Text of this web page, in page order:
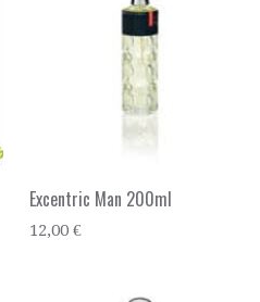
Excentric Man 200ml
12,00 €